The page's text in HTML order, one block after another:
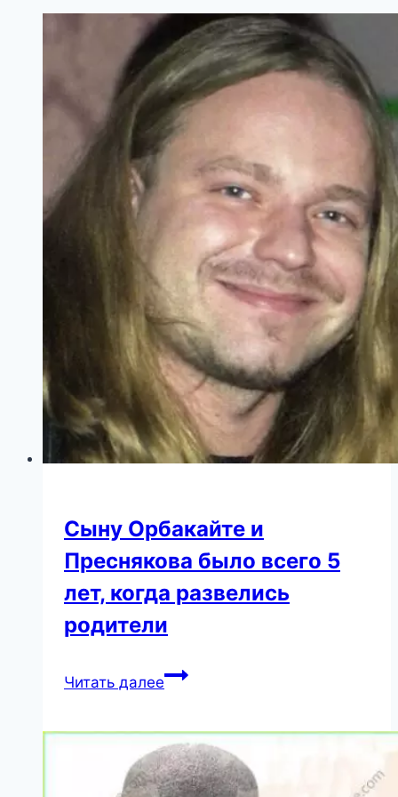
Сыну Орбакайте и
Преснякова было всего 5
лет, когда развелись
родители
Читать далееСыну
Преснякова
было
всего